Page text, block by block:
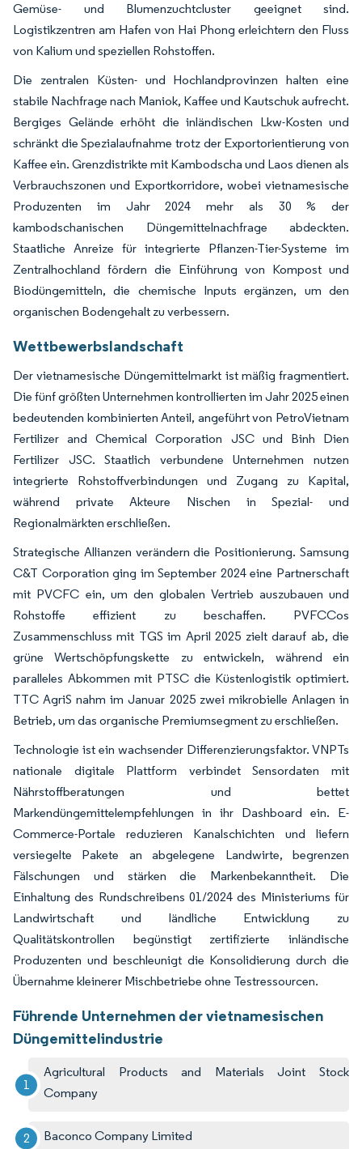
Gemüse- und Blumenzuchtcluster geeignet sind.
Logistikzentren am Hafen von Hai Phong erleichtern den Fluss
von Kalium und speziellen Rohstoffen.
Die zentralen Küsten- und Hochlandprovinzen halten eine
stabile Nachfrage nach Maniok, Kaffee und Kautschuk aufrecht.
Bergiges Gelände erhöht die inländischen Lkw-Kosten und
schränkt die Spezialaufnahme trotz der Exportorientierung von
Kaffee ein. Grenzdistrikte mit Kambodscha und Laos dienen als
Verbrauchszonen und Exportkorridore, wobei vietnamesische
Produzenten im Jahr 2024 mehr als 30 % der
kambodschanischen Düngemittelnachfrage abdeckten.
Staatliche Anreize für integrierte Pflanzen-Tier-Systeme im
Zentralhochland fördern die Einführung von Kompost und
Biodüngemitteln, die chemische Inputs ergänzen, um den
organischen Bodengehalt zu verbessern.
Wettbewerbslandschaft
Der vietnamesische Düngemittelmarkt ist mäßig fragmentiert.
Die fünf größten Unternehmen kontrollierten im Jahr 2025 einen
bedeutenden kombinierten Anteil, angeführt von PetroVietnam
Fertilizer and Chemical Corporation JSC und Binh Dien
Fertilizer JSC. Staatlich verbundene Unternehmen nutzen
integrierte Rohstoffverbindungen und Zugang zu Kapital,
während private Akteure Nischen in Spezial- und
Regionalmärkten erschließen.
Strategische Allianzen verändern die Positionierung. Samsung
C&T Corporation ging im September 2024 eine Partnerschaft
mit PVCFC ein, um den globalen Vertrieb auszubauen und
Rohstoffe effizient zu beschaffen. PVFCCos
Zusammenschluss mit TGS im April 2025 zielt darauf ab, die
grüne Wertschöpfungskette zu entwickeln, während ein
paralleles Abkommen mit PTSC die Küstenlogistik optimiert.
TTC AgriS nahm im Januar 2025 zwei mikrobielle Anlagen in
Betrieb, um das organische Premiumsegment zu erschließen.
Technologie ist ein wachsender Differenzierungsfaktor. VNPTs
nationale digitale Plattform verbindet Sensordaten mit
Nährstoffberatungen und bettet
Markendüngemittelempfehlungen in ihr Dashboard ein. E-
Commerce-Portale reduzieren Kanalschichten und liefern
versiegelte Pakete an abgelegene Landwirte, begrenzen
Fälschungen und stärken die Markenbekanntheit. Die
Einhaltung des Rundschreibens 01/2024 des Ministeriums für
Landwirtschaft und ländliche Entwicklung zu
Qualitätskontrollen begünstigt zertifizierte inländische
Produzenten und beschleunigt die Konsolidierung durch die
Übernahme kleinerer Mischbetriebe ohne Testressourcen.
Führende Unternehmen der vietnamesischen
Düngemittelindustrie
Agricultural Products and Materials Joint Stock
Company
Baconco Company Limited